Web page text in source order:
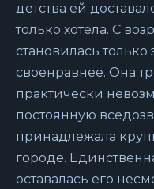
детства ей
только хотела. С
становилась только
своенравнее. Она
практически
постоянную
принадлежала
городе.
оставалась его